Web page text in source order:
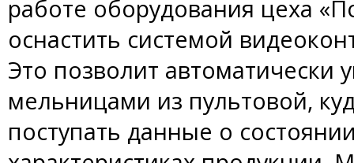
работе оборудования цеха
оснастить системой
Это позволит
мельницами из пультовой,
поступать данные о